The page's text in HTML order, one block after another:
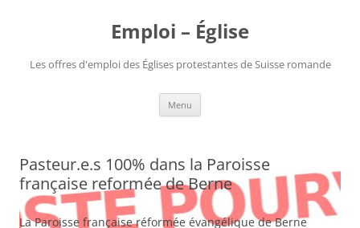
Emploi – Église
Les offres d'emploi des Églises protestantes de Suisse romande
Menu
Pasteur.e.s 100% dans la Paroisse
française reformée de Berne
La Paroisse française réformée évangélique de Berne